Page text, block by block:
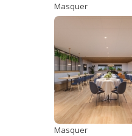
Masquer
Masquer